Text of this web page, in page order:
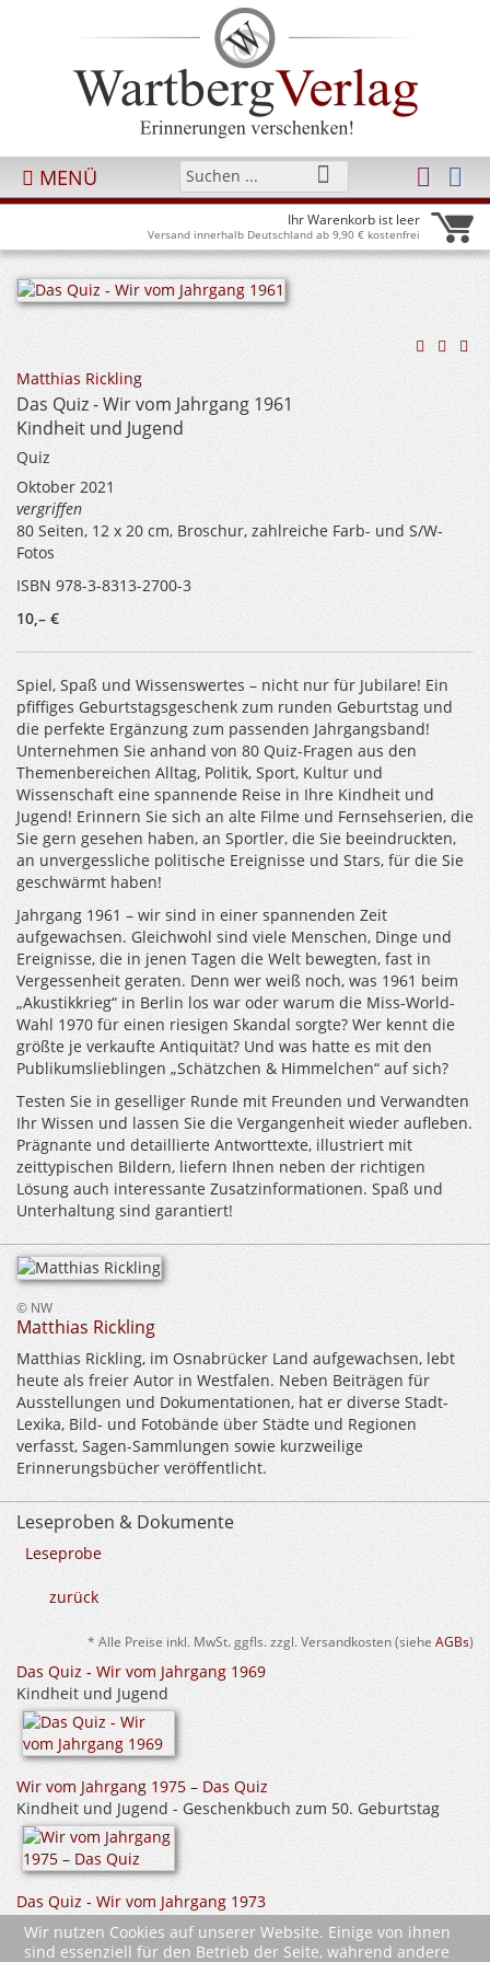
MENÜ
Ihr Warenkorb ist leer
Versand innerhalb Deutschland ab 9,90 € kostenfrei
Matthias Rickling
Das Quiz - Wir vom Jahrgang 1961
Kindheit und Jugend
Quiz
Oktober 2021
vergriffen
80 Seiten, 12 x 20 cm, Broschur, zahlreiche Farb- und S/W-
Fotos
ISBN 978-3-8313-2700-3
10,– €
Spiel, Spaß und Wissenswertes – nicht nur für Jubilare! Ein
pfiffiges Geburtstagsgeschenk zum runden Geburtstag und
die perfekte Ergänzung zum passenden Jahrgangsband!
Unternehmen Sie anhand von 80 Quiz-Fragen aus den
Themenbereichen Alltag, Politik, Sport, Kultur und
Wissenschaft eine spannende Reise in Ihre Kindheit und
Jugend! Erinnern Sie sich an alte Filme und Fernsehserien, die
Sie gern gesehen haben, an Sportler, die Sie beeindruckten,
an unvergessliche politische Ereignisse und Stars, für die Sie
geschwärmt haben!
Jahrgang 1961 – wir sind in einer spannenden Zeit
aufgewachsen. Gleichwohl sind viele Menschen, Dinge und
Ereignisse, die in jenen Tagen die Welt bewegten, fast in
Vergessenheit geraten. Denn wer weiß noch, was 1961 beim
„Akustikkrieg“ in Berlin los war oder warum die Miss-World-
Wahl 1970 für einen riesigen Skandal sorgte? Wer kennt die
größte je verkaufte Antiquität? Und was hatte es mit den
Publikumslieblingen „Schätzchen & Himmelchen“ auf sich?
Testen Sie in geselliger Runde mit Freunden und Verwandten
Ihr Wissen und lassen Sie die Vergangenheit wieder aufleben.
Prägnante und detaillierte Antworttexte, illustriert mit
zeittypischen Bildern, liefern Ihnen neben der richtigen
Lösung auch interessante Zusatzinformationen. Spaß und
Unterhaltung sind garantiert!
© NW
Matthias Rickling
Matthias Rickling, im Osnabrücker Land aufgewachsen, lebt
heute als freier Autor in Westfalen. Neben Beiträgen für
Ausstellungen und Dokumentationen, hat er diverse Stadt-
Lexika, Bild- und Fotobände über Städte und Regionen
verfasst, Sagen-Sammlungen sowie kurzweilige
Erinnerungsbücher veröffentlicht.
Leseproben & Dokumente
Leseprobe
zurück
* Alle Preise inkl. MwSt. ggfls. zzgl. Versandkosten (sieheAGBs)
Das Quiz - Wir vom Jahrgang 1969
Kindheit und Jugend
Wir vom Jahrgang 1975 – Das Quiz
Kindheit und Jugend - Geschenkbuch zum 50. Geburtstag
Das Quiz - Wir vom Jahrgang 1973
Kindheit und Jugend
Wir nutzen Cookies auf unserer Website. Einige von ihnen
sind essenziell für den Betrieb der Seite, während andere